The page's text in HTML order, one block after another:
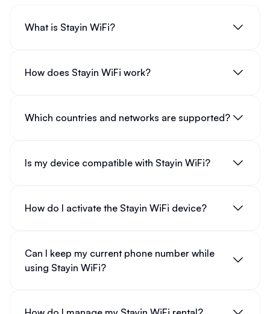
What is Stayin WiFi?
How does Stayin WiFi work?
Which countries and networks are supported?
Is my device compatible with Stayin WiFi?
How do I activate the Stayin WiFi device?
Can I keep my current phone number while
using Stayin WiFi?